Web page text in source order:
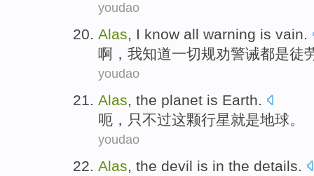
youdao
Alas, I know all warning is vain.
啊 ， 我知道一切规劝警诫都是徒
youdao
Alas, the planet is Earth.
呃 ，只不过这颗行星就是地球。
youdao
Alas, the devil is in the details.